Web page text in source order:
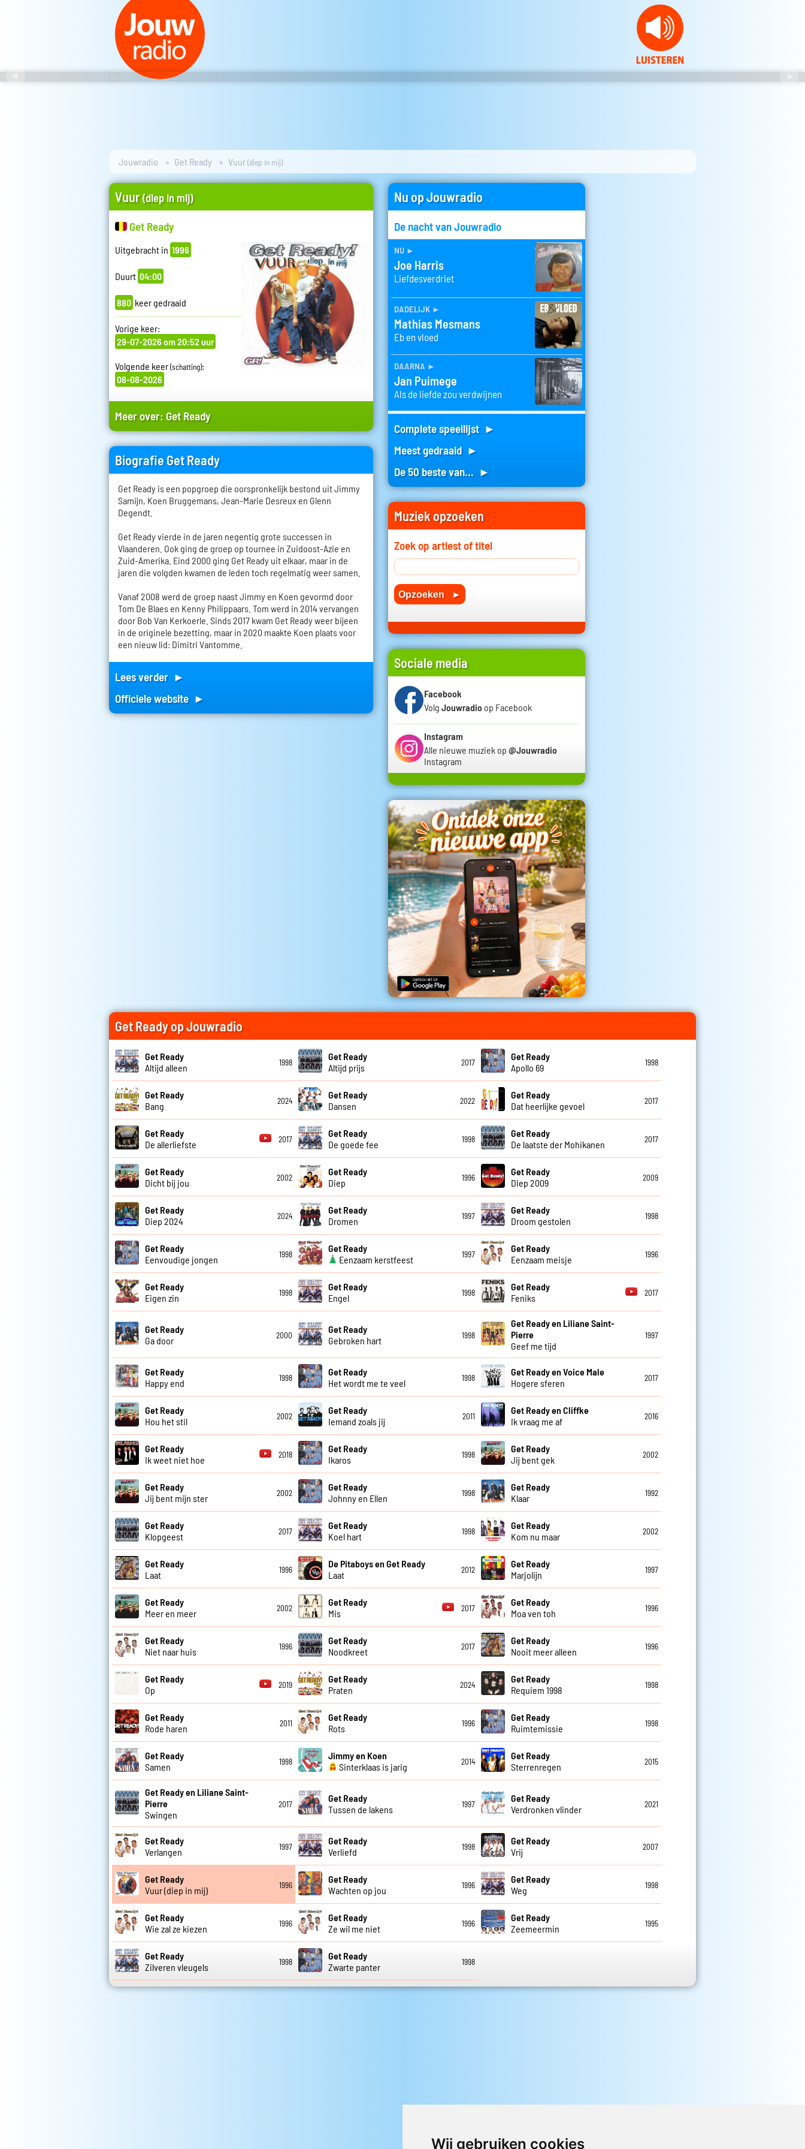
Wij gebruiken cookies
Jouwradio Get Ready Vuur(diep in mij)
Vuur(diep in mij)
Get Ready
Uitgebracht in 1996
Duurt 04:00
880 keer gedraaid
Vorige keer:
29-07-2026 om 20:52 uur
Volgende keer(schatting):
08-08-2026
Meer over: Get Ready
Biografie Get Ready
Get Ready is een popgroep die oorspronkelijk bestond uit Jimmy
Samijn, Koen Bruggemans, Jean-Marie Desreux en Glenn
Degendt.
Get Ready vierde in de jaren negentig grote successen in
Vlaanderen. Ook ging de groep op tournee in Zuidoost-Azie en
Zuid-Amerika. Eind 2000 ging Get Ready uit elkaar, maar in de
jaren die volgden kwamen de leden toch regelmatig weer samen.
Vanaf 2008 werd de groep naast Jimmy en Koen gevormd door
Tom De Blaes en Kenny Philippaars. Tom werd in 2014 vervangen
door Bob Van Kerkoerle. Sinds 2017 kwam Get Ready weer bijeen
in de originele bezetting, maar in 2020 maakte Koen plaats voor
een nieuw lid: Dimitri Vantomme.
Lees verder ►
Officiele website ►
Nu op Jouwradio
De nacht van Jouwradio
nu ►
Joe Harris
Liefdesverdriet
dadelijk ►
Mathias Mesmans
Eb en vloed
daarna ►
Jan Puimege
Als de liefde zou verdwijnen
Complete speellijst ►
Meest gedraaid ►
De 50 beste van... ►
Muziek opzoeken
Zoek op artiest of titel
Sociale media
Facebook
Volg Jouwradio op Facebook
Instagram
Alle nieuwe muziek op @Jouwradio
Instagram
Get Ready op Jouwradio
Get Ready
Altijd alleen
1998
Get Ready
Altijd prijs
2017
Get Ready
Apollo 69
1998
Get Ready
Bang
2024
Get Ready
Dansen
2022
Get Ready
Dat heerlijke gevoel
2017
Get Ready
De allerliefste
2017
Get Ready
De goede fee
1998
Get Ready
De laatste der Mohikanen
2017
Get Ready
Dicht bij jou
2002
Get Ready
Diep
1996
Get Ready
Diep 2009
2009
Get Ready
Diep 2024
2024
Get Ready
Dromen
1997
Get Ready
Droom gestolen
1998
Get Ready
Eenvoudige jongen
1998
Get Ready
Eenzaam kerstfeest
1997
Get Ready
Eenzaam meisje
1996
Get Ready
Eigen zin
1998
Get Ready
Engel
1998
Get Ready
Feniks
2017
Get Ready
Ga door
2000
Get Ready
Gebroken hart
1998
Get Ready en Liliane Saint-
Pierre
Geef me tijd
1997
Get Ready
Happy end
1998
Get Ready
Het wordt me te veel
1998
Get Ready en Voice Male
Hogere sferen
2017
Get Ready
Hou het stil
2002
Get Ready
Iemand zoals jij
2011
Get Ready en Cliffke
Ik vraag me af
2016
Get Ready
Ik weet niet hoe
2018
Get Ready
Ikaros
1998
Get Ready
Jij bent gek
2002
Get Ready
Jij bent mijn ster
2002
Get Ready
Johnny en Ellen
1998
Get Ready
Klaar
1992
Get Ready
Klopgeest
2017
Get Ready
Koel hart
1998
Get Ready
Kom nu maar
2002
Get Ready
Laat
1996
De Pitaboys en Get Ready
Laat
2012
Get Ready
Marjolijn
1997
Get Ready
Meer en meer
2002
Get Ready
Mis
2017
Get Ready
Moa ven toh
1996
Get Ready
Niet naar huis
1996
Get Ready
Noodkreet
2017
Get Ready
Nooit meer alleen
1996
Get Ready
Op
2019
Get Ready
Praten
2024
Get Ready
Requiem 1998
1998
Get Ready
Rode haren
2011
Get Ready
Rots
1996
Get Ready
Ruimtemissie
1998
Get Ready
Samen
1998
Jimmy en Koen
Sinterklaas is jarig
2014
Get Ready
Sterrenregen
2015
Get Ready en Liliane Saint-
Pierre
Swingen
2017
Get Ready
Tussen de lakens
1997
Get Ready
Verdronken vlinder
2021
Get Ready
Verlangen
1997
Get Ready
Verliefd
1998
Get Ready
Vrij
2007
Get Ready
Vuur (diep in mij)
1996
Get Ready
Wachten op jou
1996
Get Ready
Weg
1998
Get Ready
Wie zal ze kiezen
1996
Get Ready
Ze wil me niet
1996
Get Ready
Zeemeermin
1995
Get Ready
Zilveren vleugels
1998
Get Ready
Zwarte panter
1998